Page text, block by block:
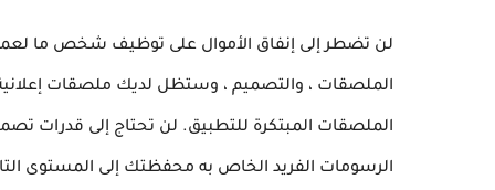
لن تضطر إلى إنفاق الأموال على توظيف شخص ما
الملصقات ، والتصميم ، وستظل لديك ملصقات
الملصقات المبتكرة للتطبيق. لن تحتاج إلى قدرات
الرسومات الفريد الخاص به محفظتك إلى المستوى